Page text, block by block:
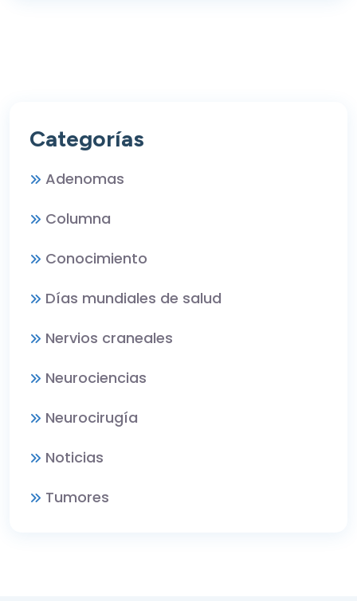
Categorías
Adenomas
Columna
Conocimiento
Días mundiales de salud
Nervios craneales
Neurociencias
Neurocirugía
Noticias
Tumores